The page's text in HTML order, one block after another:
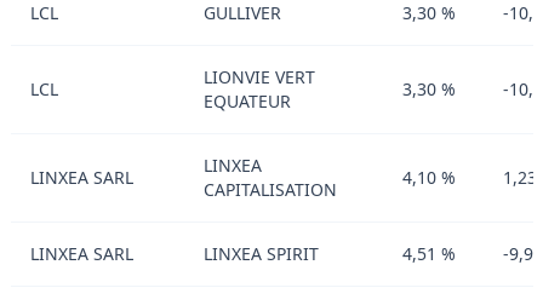
LCL GULLIVER 3,30 % -
LCL
LIONVIE VERT
EQUATEUR
3,30 % -
LINXEA SARL
LINXEA
CAPITALISATION
4,10 %
LINXEA SARL LINXEA SPIRIT 4,51 % -